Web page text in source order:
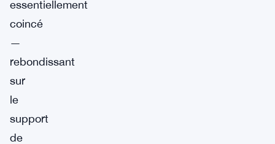
essentiellement
coincé
—
rebondissant
sur
le
support
de